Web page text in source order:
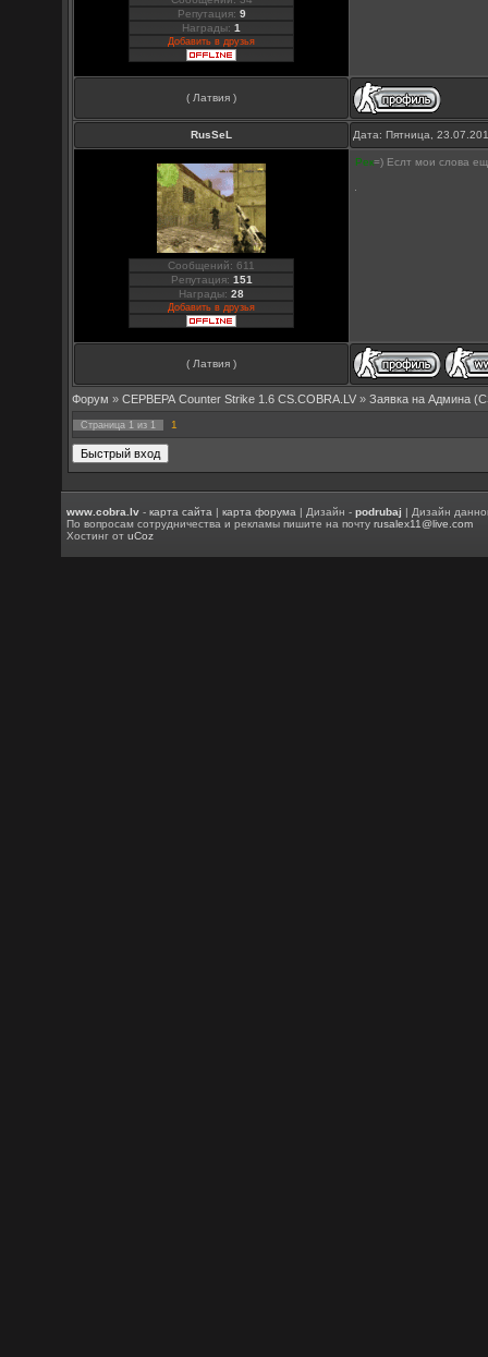
Репутация: 9
Награды:1
Добавить в друзья
( Латвия )
RusSeL Дата: Пятница,
Сообщений: 611
Репутация: 151
Награды:28
Добавить в друзья
Рек=) Еслт мои слова
( Латвия )
Форум » СЕРВЕРА Counter Strike 1.6 CS.COBRA.LV » Заявка на Aдмина
Страница 1 из 1 1
www.cobra.lv -карта сайта |карта форума | Дизайн -podrubaj | Дизайн
По вопросам сотрудничества и рекламы пишите на почтуrusalex11@live.com
Хостинг отuCoz